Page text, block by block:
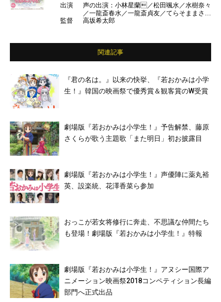
出演
声の出演：小林星蘭／松田颯水／水樹奈々
／一龍斎春水／一龍斎貞友／てらそままさき
／小桜エツコ／薬丸裕英／鈴木杏樹／ホラン
監督 高坂希太郎
関連記事
『君の名は。』以来の快挙、『若おかみは小学
生！』韓国の映画祭で優秀賞＆観客賞のW受賞
劇場版『若おかみは小学生！』予告解禁、藤原
さくらが歌う主題歌「また明日」初お披露目
劇場版『若おかみは小学生！』声優陣に薬丸裕
英、設楽統、花澤香菜ら参加
おっこが若女将修行に奔走、不思議な仲間たち
も登場！劇場版『若おかみは小学生！』特報
劇場版『若おかみは小学生！』アヌシー国際ア
ニメーション映画祭2018コンペティション長編
部門へ正式出品